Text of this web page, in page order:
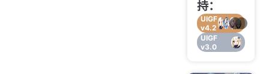
持：
UIGF
v4.2
UIGF
v3.0